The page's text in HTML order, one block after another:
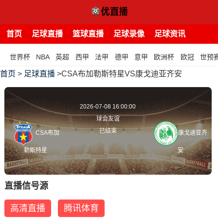
首页 足球直播 篮球直播 足球录像 足球资讯
世界杯 NBA 英超 西甲 法甲 德甲 意甲 欧洲杯 欧冠 世预
首页 > 足球直播 >CSA布加勒斯特星VS康戈迪亚齐安
CSA布加
勒斯特星
2026-07-08 16:00:00
球会友谊
已结束
康戈迪亚齐
安
直播信号源
高清直播 腾讯体育